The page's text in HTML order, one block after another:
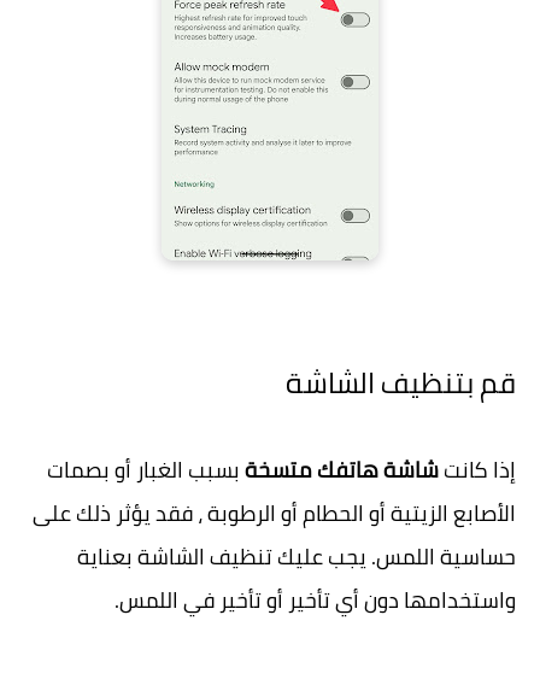
قم بتنظيف الشاشة
إذا كانتشاشة هاتفك متسخةبسبب الغبار أو بصمات
الأصابع الزيتية أو الحطام أو الرطوبة ، فقد يؤثر ذلك على
حساسية اللمس. يجب عليك تنظيف الشاشة بعناية
واستخدامها دون أي تأخير أو تأخير في اللمس.